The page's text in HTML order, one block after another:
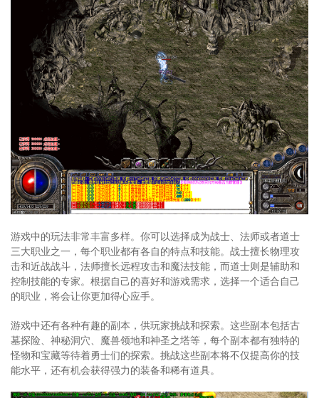
游戏中的玩法非常丰富多样。你可以选择成为战士、法师或者道士
三大职业之一，每个职业都有各自的特点和技能。战士擅长物理攻
击和近战战斗，法师擅长远程攻击和魔法技能，而道士则是辅助和
控制技能的专家。根据自己的喜好和游戏需求，选择一个适合自己
的职业，将会让你更加得心应手。
游戏中还有各种有趣的副本，供玩家挑战和探索。这些副本包括古
墓探险、神秘洞穴、魔兽领地和神圣之塔等，每个副本都有独特的
怪物和宝藏等待着勇士们的探索。挑战这些副本将不仅提高你的技
能水平，还有机会获得强力的装备和稀有道具。